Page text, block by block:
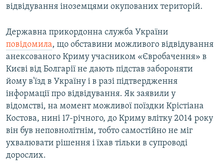
відвідування іноземцями окупованих територій.
Державна прикордонна служба України
повідомила, що обставини можливого відвідування
анексованого Криму учасником «Євробачення» в
Києві від Болгарії не дають підстав забороняти
йому в'їзд в Україну і в разі підтвердження
інформації про відвідування. Як заявили у
відомстві, на момент можливої поїздки Крістіана
Костова, нині 17-річного, до Криму влітку 2014 року
він був неповнолітнім, тобто самостійно не міг
ухвалювати рішення і їхав тільки в супроводі
дорослих.